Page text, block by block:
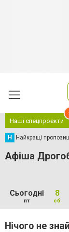
Наші спецпроєкти
Н Найкращі
Афіша
Сьогодні
пт
8
сб
Нічого не